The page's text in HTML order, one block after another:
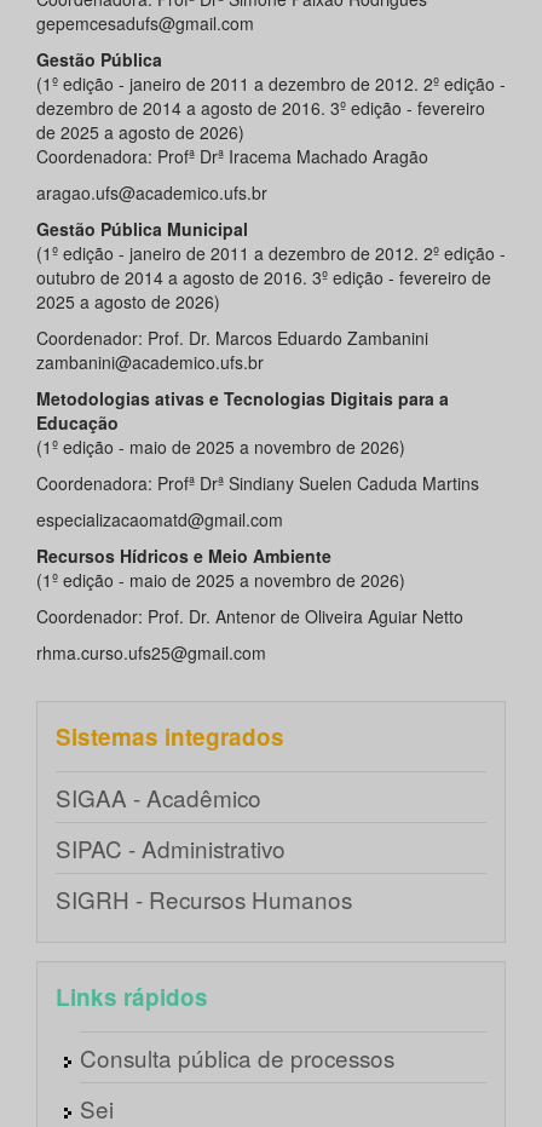
gepemcesadufs@gmail.com
Gestão Pública
(1º edição - janeiro de 2011 a dezembro de 2012. 2º edição -
dezembro de 2014 a agosto de 2016. 3º edição - fevereiro
de 2025 a agosto de 2026)
Coordenadora: Profª Drª Iracema Machado Aragão
aragao.ufs@academico.ufs.br
Gestão Pública Municipal
(1º edição - janeiro de 2011 a dezembro de 2012. 2º edição -
outubro de 2014 a agosto de 2016. 3º edição - fevereiro de
2025 a agosto de 2026)
Coordenador: Prof. Dr. Marcos Eduardo Zambanini
zambanini@academico.ufs.br
Metodologias ativas e Tecnologias Digitais para a
Educação
(1º edição - maio de 2025 a novembro de 2026)
Coordenadora: Profª Drª Sindiany Suelen Caduda Martins
especializacaomatd@gmail.com
Recursos Hídricos e Meio Ambiente
(1º edição - maio de 2025 a novembro de 2026)
Coordenador: Prof. Dr. Antenor de Oliveira Aguiar Netto
rhma.curso.ufs25@gmail.com
Sistemas integrados
SIGAA - Acadêmico
SIPAC - Administrativo
SIGRH - Recursos Humanos
Links rápidos
Consulta pública de processos
Sei